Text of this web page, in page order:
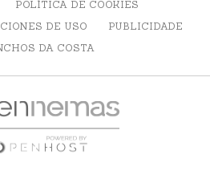
POLÍTICA DE COOKIES
DE USO
PUBLICIDADE
DA COSTA